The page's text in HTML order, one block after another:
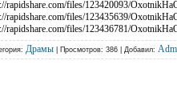
rapidshare.com/files/123420093/
rapidshare.com/files/123435639/
rapidshare.com/files/123436781/
Драмы | Просмотров: 386 | Добавил: